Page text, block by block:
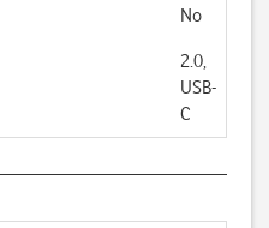
No
2.0,
USB-
C